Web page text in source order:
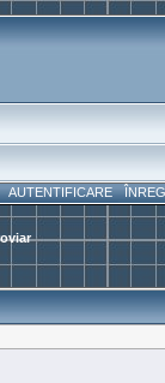
AUTENTIFICARE